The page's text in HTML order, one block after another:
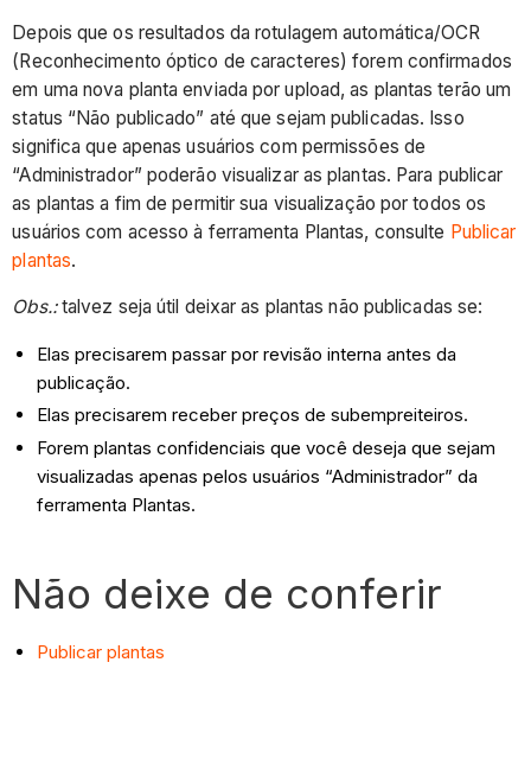
Depois que os resultados da rotulagem automática/OCR
(Reconhecimento óptico de caracteres) forem confirmados
em uma nova planta enviada por upload, as plantas terão um
status “Não publicado” até que sejam publicadas. Isso
significa que apenas usuários com permissões de
“Administrador” poderão visualizar as plantas. Para publicar
as plantas a fim de permitir sua visualização por todos os
usuários com acesso à ferramenta Plantas, consulte Publicar
plantas.
Obs.:talvez seja útil deixar as plantas não publicadas se:
Elas precisarem passar por revisão interna antes da
publicação.
Elas precisarem receber preços de subempreiteiros.
Forem plantas confidenciais que você deseja que sejam
visualizadas apenas pelos usuários “Administrador” da
ferramenta Plantas.
Não deixe de conferir
Publicar plantas